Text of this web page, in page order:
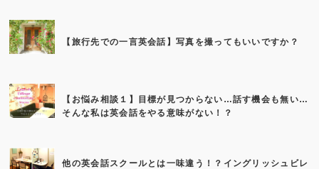
【旅行先での一言英会話】写真を撮ってもいいですか？
【お悩み相談１】目標が見つからない…話す機会も無い…
そんな私は英会話をやる意味がない！？
他の英会話スクールとは一味違う！？イングリッシュビレ